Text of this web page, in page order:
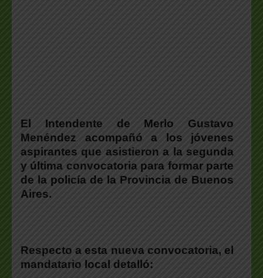
El Intendente de Merlo Gustavo
Menéndez acompañó a los jóvenes
aspirantes que asistieron a la segunda
y última convocatoria para formar parte
de la policía de la Provincia de Buenos
Aires.
Respecto a esta nueva convocatoria, el
mandatario local detalló: